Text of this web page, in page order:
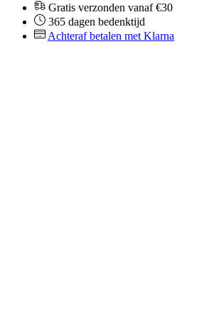
Gratis verzonden vanaf €30
365 dagen bedenktijd
Achteraf betalen met Klarna